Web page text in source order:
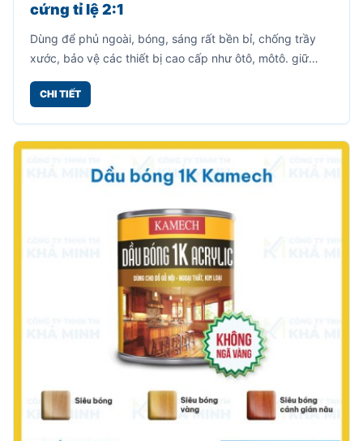
cứng tỉ lệ 2:1
Dùng để phủ ngoài, bóng, sáng rất bền bỉ, chống trầy
xước, bảo vệ các thiết bị cao cấp như ôtô, môtô. giữ
CHI TIẾT